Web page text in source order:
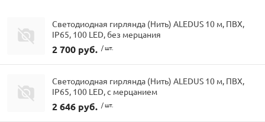
Светодиодная гирлянда (Нить) ALEDUS 10 м, ПВХ,
IP65, 100 LED, без мерцания
2 700 руб. / шт.
Светодиодная гирлянда (Нить) ALEDUS 10 м, ПВХ,
IP65, 100 LED, с мерцанием
2 646 руб. / шт.